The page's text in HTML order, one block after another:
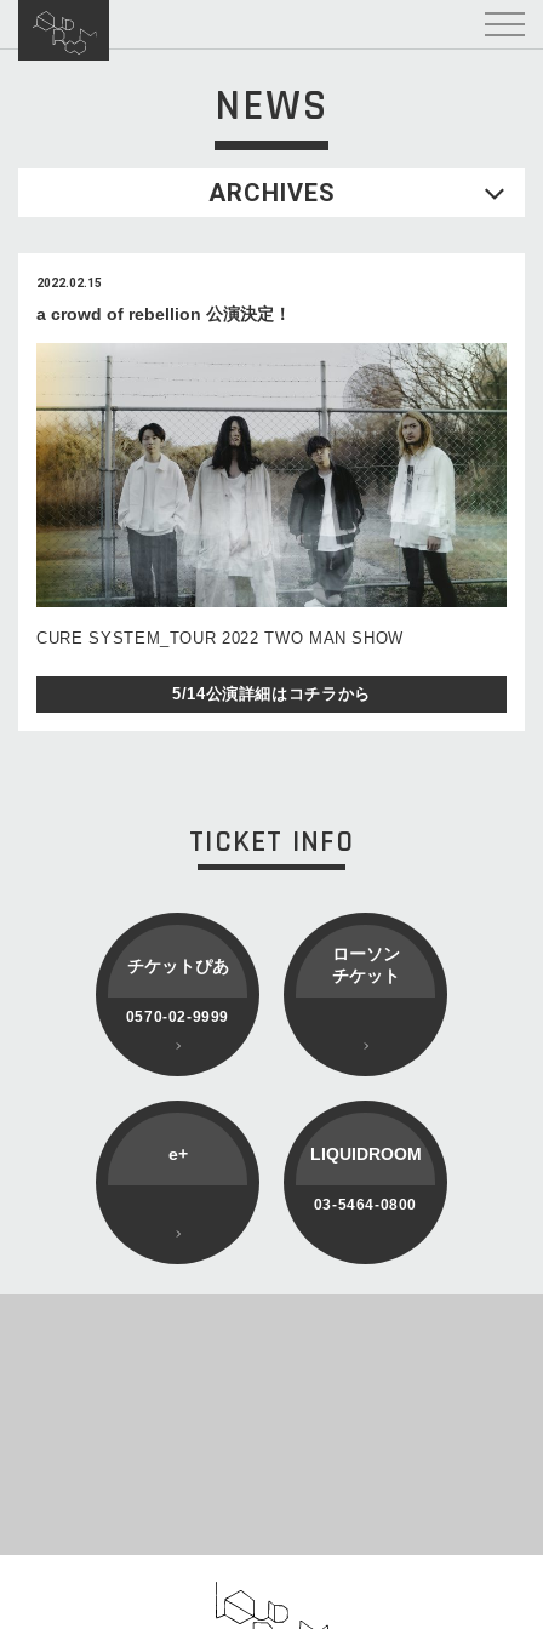
NEWS
ARCHIVES
2022.02.15
a crowd of rebellion 公演決定！
CURE SYSTEM_TOUR 2022 TWO MAN SHOW
5/14公演詳細はコチラから
TICKET INFO
チケットぴあ
0570-02-9999
ローソン
チケット
e+ LIQUIDROOM
03-5464-0800